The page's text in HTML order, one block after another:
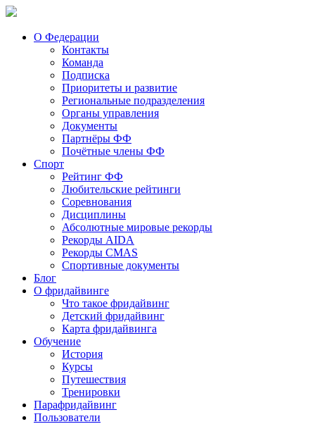
О Федерации
Контакты
Команда
Подписка
Приоритеты и развитие
Региональные подразделения
Органы управления
Документы
Партнёры ФФ
Почётные члены ФФ
Спорт
Рейтинг ФФ
Любительские рейтинги
Соревнования
Дисциплины
Абсолютные мировые рекорды
Рекорды AIDA
Рекорды CMAS
Спортивные документы
Блог
О фридайвинге
Что такое фридайвинг
Детский фридайвинг
Карта фридайвинга
Обучение
История
Курсы
Путешествия
Тренировки
Парафридайвинг
Пользователи